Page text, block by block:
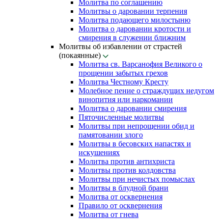
Молитва по соглашению
Молитвы о даровании терпения
Молитва подающего милостыню
Молитва о даровании кротости и
смирения в служении ближним
Молитвы об избавлении от страстей
(покаянные)
Молитва св. Варсанофия Великого о
прощении забытых грехов
Молитва Честному Кресту
Молебное пение о страждущих недугом
винопития или наркомании
Молитва о даровании смирения
Пяточисленные молитвы
Молитвы при непрощении обид и
памятовании злого
Молитвы в бесовских напастях и
искушениях
Молитва против антихриста
Молитвы против колдовства
Молитвы при нечистых помыслах
Молитвы в блудной брани
Молитва от осквернения
Правило от осквернения
Молитва от гнева